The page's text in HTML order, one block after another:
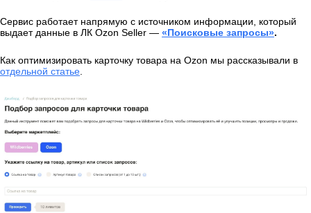
Сервис работает напрямую с источником информации, который
выдает данные в ЛК Ozon Seller — «Поисковые запросы».
Как оптимизировать карточку товара на Ozon мы рассказывали в
отдельной статье